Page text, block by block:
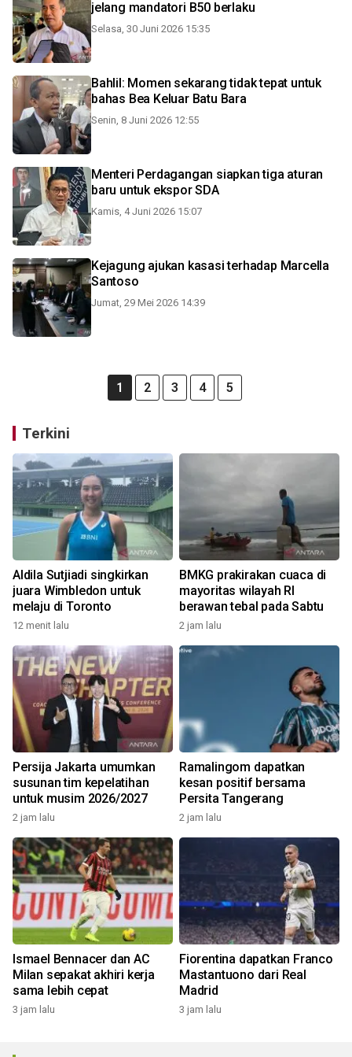
jelang mandatori B50 berlaku
Selasa, 30 Juni 2026 15:35
Bahlil: Momen sekarang tidak tepat untuk
bahas Bea Keluar Batu Bara
Senin, 8 Juni 2026 12:55
Menteri Perdagangan siapkan tiga aturan
baru untuk ekspor SDA
Kamis, 4 Juni 2026 15:07
Kejagung ajukan kasasi terhadap Marcella
Santoso
Jumat, 29 Mei 2026 14:39
1 2 3 4 5
Terkini
Aldila Sutjiadi singkirkan
juara Wimbledon untuk
melaju di Toronto
12 menit lalu
BMKG prakirakan cuaca di
mayoritas wilayah RI
berawan tebal pada Sabtu
2 jam lalu
Persija Jakarta umumkan
susunan tim kepelatihan
untuk musim 2026/2027
2 jam lalu
Ramalingom dapatkan
kesan positif bersama
Persita Tangerang
2 jam lalu
Ismael Bennacer dan AC
Milan sepakat akhiri kerja
sama lebih cepat
3 jam lalu
Fiorentina dapatkan Franco
Mastantuono dari Real
Madrid
3 jam lalu